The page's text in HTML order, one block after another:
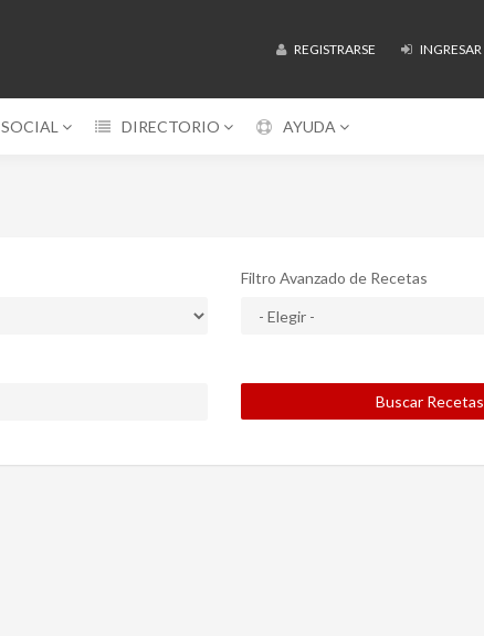
REGISTRARSE INGRESAR
SOCIAL DIRECTORIO AYUDA
Filtro Avanzado de Recetas
Buscar Recetas